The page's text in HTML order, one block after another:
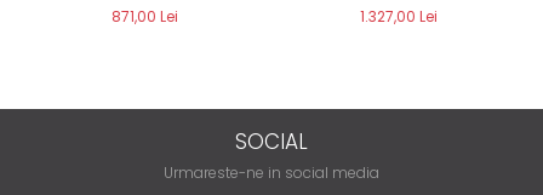
871,00 Lei 1.327,00 Lei
SOCIAL
Urmareste-ne in social media